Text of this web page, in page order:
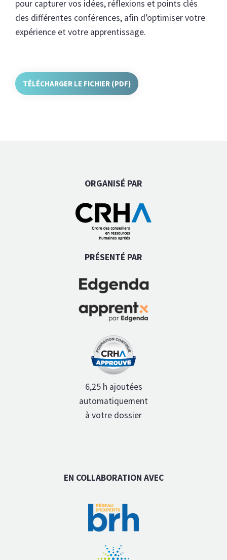
pour capturer vos idées, réflexions et points clés
des différentes conférences, afin d’optimiser votre
expérience et votre apprentissage.
TÉLÉCHARGER LE FICHIER (PDF)
ORGANISÉ PAR
PRÉSENTÉ PAR
6,25 h ajoutées
automatiquement
à votre dossier
EN COLLABORATION AVEC